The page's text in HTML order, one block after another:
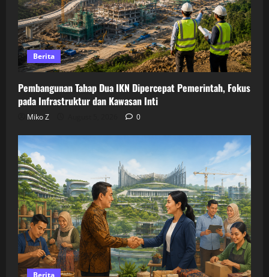
Berita
Pembangunan Tahap Dua IKN Dipercepat Pemerintah, Fokus
pada Infrastruktur dan Kawasan Inti
Miko Z 0